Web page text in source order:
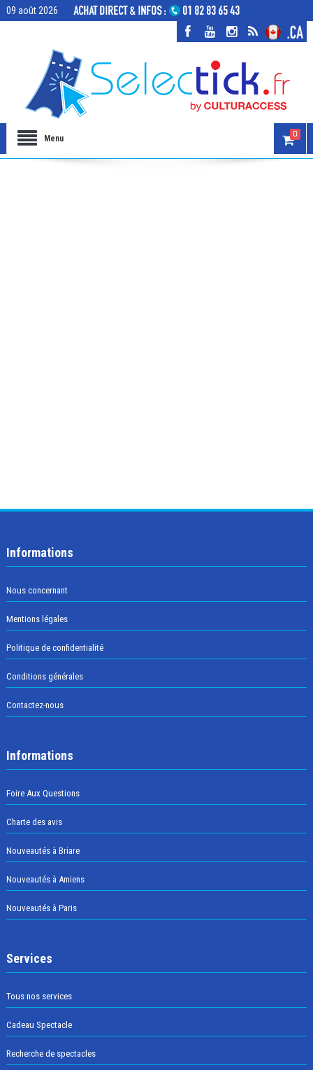
09 août 2026
Menu 0
Informations
Nous concernant
Mentions légales
Politique de confidentialité
Conditions générales
Contactez-nous
Informations
Foire Aux Questions
Charte des avis
Nouveautés à Briare
Nouveautés à Amiens
Nouveautés à Paris
Services
Tous nos services
Cadeau Spectacle
Recherche de spectacles